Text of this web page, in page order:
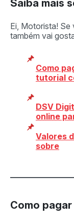
Saiba mais
Ei, Motorista!
também vai
Como
tutorial
DSV
online
Valores
sobre
Como